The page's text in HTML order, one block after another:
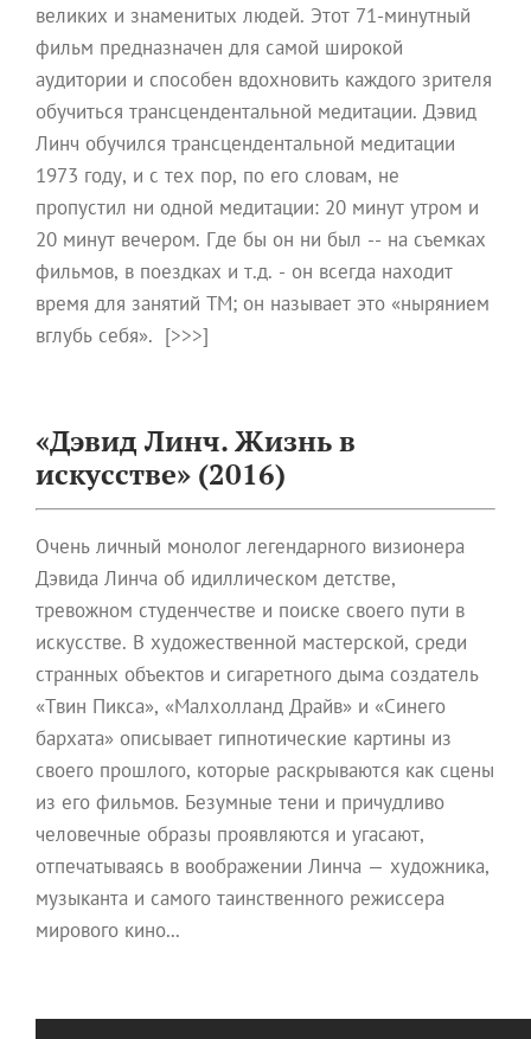
великих и знаменитых людей. Этот 71-минутный
фильм предназначен для самой широкой
аудитории и способен вдохновить каждого зрителя
обучиться трансцендентальной медитации. Дэвид
Линч обучился трансцендентальной медитации
1973 году, и с тех пор, по его словам, не
пропустил ни одной медитации: 20 минут утром и
20 минут вечером. Где бы он ни был -- на съемках
фильмов, в поездках и т.д. - он всегда находит
время для занятий ТМ; он называет это «нырянием
вглубь себя». [>>>]
«Дэвид Линч. Жизнь в
искусстве» (2016)
Очень личный монолог легендарного визионера
Дэвида Линча об идиллическом детстве,
тревожном студенчестве и поиске своего пути в
искусстве. В художественной мастерской, среди
странных объектов и сигаретного дыма создатель
«Твин Пикса», «Малхолланд Драйв» и «Синего
бархата» описывает гипнотические картины из
своего прошлого, которые раскрываются как сцены
из его фильмов. Безумные тени и причудливо
человечные образы проявляются и угасают,
отпечатываясь в воображении Линча — художника,
музыканта и самого таинственного режиссера
мирового кино...